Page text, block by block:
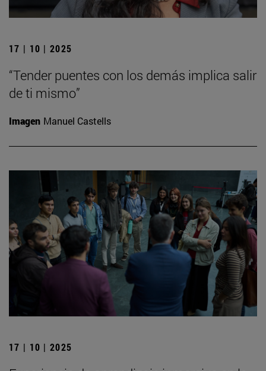
17 | 10 | 2025
“Tender puentes con los demás implica salir
de ti mismo”
Imagen Manuel Castells
17 | 10 | 2025